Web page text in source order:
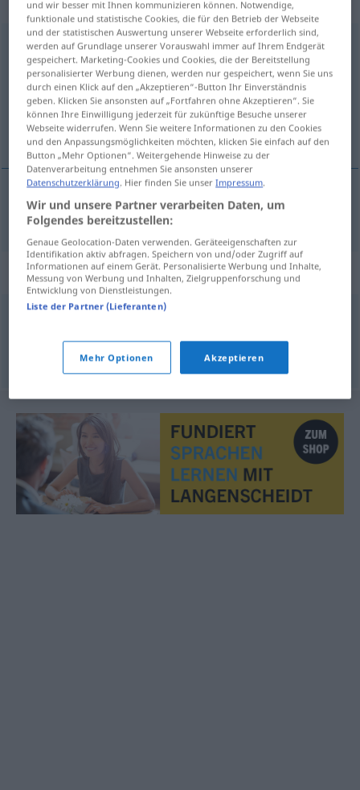
beibehaltenv/t
Übersicht aller Übersetzungen
(Für mehr Details die Übersetzung anklicken/antippen)
bibehålla
bibehålla beibehalten
Synonyme für "beibehalten"
© OpenThesaurus.de
und wir besser mit Ihnen kommunizieren können. Notwendige,
funktionale und statistische Cookies, die für den Betrieb der Webseite
und der statistischen Auswertung unserer Webseite erforderlich sind,
werden auf Grundlage unserer Vorauswahl immer auf Ihrem Endgerät
gespeichert. Marketing-Cookies und Cookies, die der Bereitstellung
personalisierter Werbung dienen, werden nur gespeichert, wenn Sie uns
durch einen Klick auf den „Akzeptieren“-Button Ihr Einverständnis
geben. Klicken Sie ansonsten auf „Fortfahren ohne Akzeptieren“. Sie
können Ihre Einwilligung jederzeit für zukünftige Besuche unserer
Webseite widerrufen. Wenn Sie weitere Informationen zu den Cookies
und den Anpassungsmöglichkeiten möchten, klicken Sie einfach auf den
Button „Mehr Optionen“. Weitergehende Hinweise zu der
Datenverarbeitung entnehmen Sie ansonsten unserer
Datenschutzerklärung. Hier finden Sie unserImpressum.
Wir und unsere Partner verarbeiten Daten, um
Folgendes bereitzustellen:
Genaue Geolocation-Daten verwenden. Geräteeigenschaften zur
Identifikation aktiv abfragen. Speichern von und/oder Zugriff auf
Informationen auf einem Gerät. Personalisierte Werbung und Inhalte,
Messung von Werbung und Inhalten, Zielgruppenforschung und
Entwicklung von Dienstleistungen.
Liste der Partner (Lieferanten)
Mehr Optionen Akzeptieren